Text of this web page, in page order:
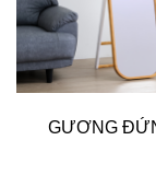
GƯƠNG